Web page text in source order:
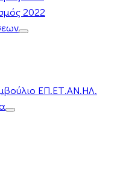
2022
ΕΠ.ΕΤ.ΑΝ.ΗΛ.